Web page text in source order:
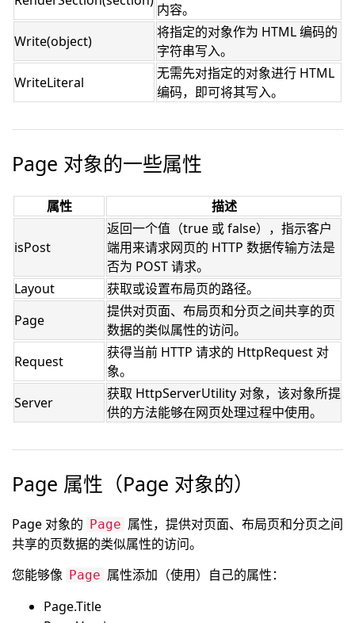
内容。
Write(object)
将指定的对象作为 HTML 编码的
字符串写入。
WriteLiteral
无需先对指定的对象进行 HTML
编码，即可将其写入。
Page 对象的一些属性
属性 描述
isPost
返回一个值（true 或 false），指示客户
端用来请求网页的 HTTP 数据传输方法是
否为 POST 请求。
Layout
获取或设置布局页的路径。
Page
提供对页面、布局页和分页之间共享的页
数据的类似属性的访问。
Request
获得当前 HTTP 请求的 HttpRequest 对
象。
Server
获取 HttpServerUtility 对象，该对象所提
供的方法能够在网页处理过程中使用。
Page 属性（Page 对象的）
Page 对象的 Page 属性，提供对页面、布局页和分页之间
共享的页数据的类似属性的访问。
您能够像 Page 属性添加（使用）自己的属性：
Page.Title